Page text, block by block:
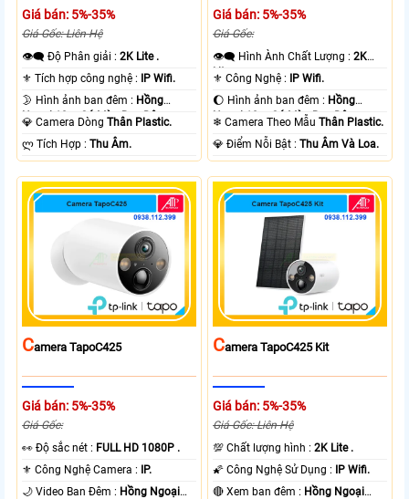
Giá bán: 5%-35%
Giá Gốc: Liên Hệ
👁️‍🗨 Độ Phân giải :2K Lite .
⚜️ Tích hợp công nghệ : IP Wifi.
🌛 Hình ảnh ban đêm : Hồng
Ngoại 10m Có Màu Ban Ðêm.
💎 Camera DòngThân Plastic.
️ლ Tích Hợp :Thu Âm.
Giá bán: 5%-35%
Giá Gốc:
👁️‍🗨 Hình Ành Chất Lượng :2K
Lite .
⚜️ Công Nghệ : IP Wifi.
🌔 Hình ảnh ban đêm : Hồng
Ngoại 10m Có Màu Ban Ðêm.
❄ Camera Theo MẫuThân Plastic.
️💎 Điểm Nỗi Bật :Thu Âm Và Loa.
CAmera TapoC425
Giá bán: 5%-35%
Giá Gốc:
️👀 Độ sắc nét : FULL HD 1080P .
⚜️ Công Nghệ Camera : IP.
🌙 Video Ban Đêm : Hồng Ngoại
CAmera TapoC425 Kit
Giá bán: 5%-35%
Giá Gốc: Liên Hệ
💯 Chất lượng hình :2K Lite .
🌠 Công Nghệ Sử Dụng : IP Wifi.
🔴 Xem ban đêm : Hồng Ngoại